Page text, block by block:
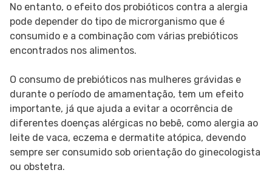
No entanto, o efeito dos probióticos contra a alergia
pode depender do tipo de microrganismo que é
consumido e a combinação com várias prebióticos
encontrados nos alimentos.
O consumo de prebióticos nas mulheres grávidas e
durante o período de amamentação, tem um efeito
importante, já que ajuda a evitar a ocorrência de
diferentes doenças alérgicas no bebê, como alergia ao
leite de vaca, eczema e dermatite atópica, devendo
sempre ser consumido sob orientação do ginecologista
ou obstetra.